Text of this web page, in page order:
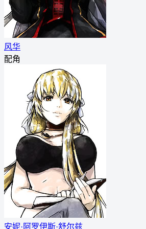
风华
配角
安妮·阿罗伊斯·舒尔兹